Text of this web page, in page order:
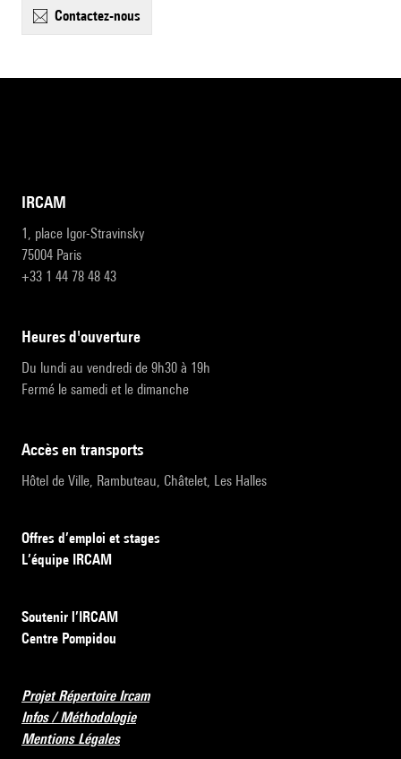
contactez-nous
IRCAM
1, place Igor-Stravinsky
75004 Paris
+33 1 44 78 48 43
heures d'ouverture
Du lundi au vendredi de 9h30 à 19h
Fermé le samedi et le dimanche
accès en transports
Hôtel de Ville, Rambuteau, Châtelet, Les Halles
Offres d’emploi et stages
L’équipe IRCAM
Soutenir l’IRCAM
Centre Pompidou
Projet Répertoire Ircam
Infos / Méthodologie
Mentions Légales